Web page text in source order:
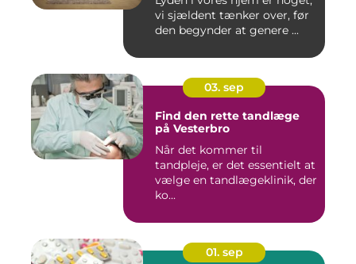
vi sjældent tænker over, før
den begynder at genere ...
03. sep
Find den rette tandlæge
på Vesterbro
Når det kommer til
tandpleje, er det essentielt at
vælge en tandlægeklinik, der
ko...
01. sep